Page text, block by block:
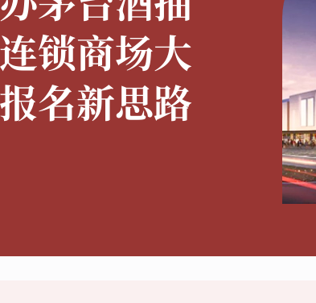
锁商场大
名新思路